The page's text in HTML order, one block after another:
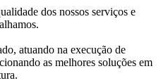
dos nossos serviços e
atuando na execução de
as melhores soluções em